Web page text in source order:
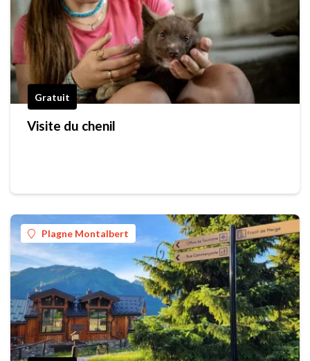
Gratuit
Visite du chenil
Plagne Montalbert